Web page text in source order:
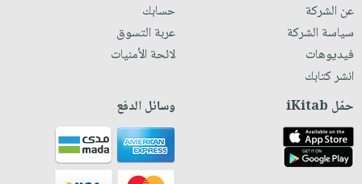
عن الشركة
سياسة الشركة
فيديوهات
انشر كتابك
حسابك
عربة التسوق
لائحة الأمنيات
حمّل iKitab وسائل الدفع